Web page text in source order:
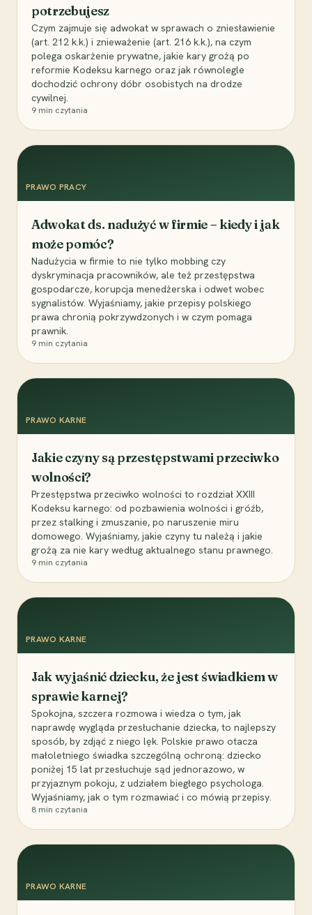
potrzebujesz
Czym zajmuje się adwokat w sprawach o zniesławienie
(art. 212 k.k.) i znieważenie (art. 216 k.k.), na czym
polega oskarżenie prywatne, jakie kary grożą po
reformie Kodeksu karnego oraz jak równolegle
dochodzić ochrony dóbr osobistych na drodze
cywilnej.
9 min czytania
PRAWO PRACY
Adwokat ds. nadużyć w firmie – kiedy i jak
może pomóc?
Nadużycia w firmie to nie tylko mobbing czy
dyskryminacja pracowników, ale też przestępstwa
gospodarcze, korupcja menedżerska i odwet wobec
sygnalistów. Wyjaśniamy, jakie przepisy polskiego
prawa chronią pokrzywdzonych i w czym pomaga
prawnik.
9 min czytania
PRAWO KARNE
Jakie czyny są przestępstwami przeciwko
wolności?
Przestępstwa przeciwko wolności to rozdział XXIII
Kodeksu karnego: od pozbawienia wolności i gróźb,
przez stalking i zmuszanie, po naruszenie miru
domowego. Wyjaśniamy, jakie czyny tu należą i jakie
grożą za nie kary według aktualnego stanu prawnego.
9 min czytania
PRAWO KARNE
Jak wyjaśnić dziecku, że jest świadkiem w
sprawie karnej?
Spokojna, szczera rozmowa i wiedza o tym, jak
naprawdę wygląda przesłuchanie dziecka, to najlepszy
sposób, by zdjąć z niego lęk. Polskie prawo otacza
małoletniego świadka szczególną ochroną: dziecko
poniżej 15 lat przesłuchuje sąd jednorazowo, w
przyjaznym pokoju, z udziałem biegłego psychologa.
Wyjaśniamy, jak o tym rozmawiać i co mówią przepisy.
8 min czytania
PRAWO KARNE